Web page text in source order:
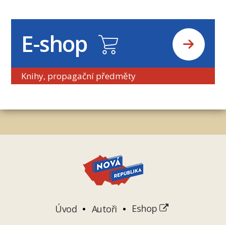
E-shop
Knihy, propagační předměty
Úvod Autoři Eshop